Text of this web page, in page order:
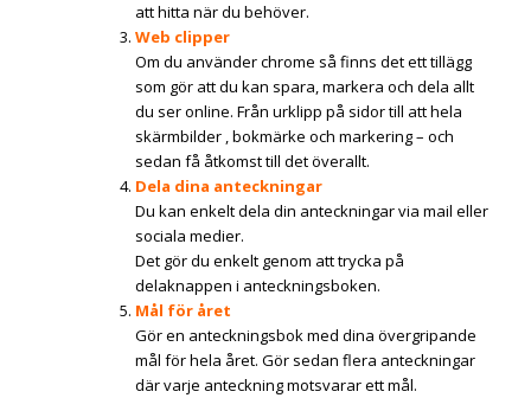
att hitta när du behöver.
Web clipper
Om du använder chrome så finns det ett tillägg
som gör att du kan spara, markera och dela allt
du ser online. Från urklipp på sidor till att hela
skärmbilder , bokmärke och markering – och
sedan få åtkomst till det överallt.
Dela dina anteckningar
Du kan enkelt dela din anteckningar via mail eller
sociala medier.
Det gör du enkelt genom att trycka på
delaknappen i anteckningsboken.
Mål för året
Gör en anteckningsbok med dina övergripande
mål för hela året. Gör sedan flera anteckningar
där varje anteckning motsvarar ett mål.